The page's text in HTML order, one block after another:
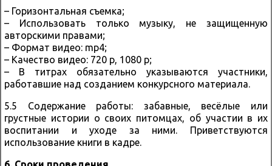
– Горизонтальная съемка;
– Использовать только музыку, не защищенную
авторскими правами;
– Формат видео: mp4;
– Качество видео: 720 p, 1080 p;
– В титрах обязательно указываются участники,
работавшие над созданием конкурсного материала.
5.5 Содержание работы: забавные, весёлые или
грустные истории о своих питомцах, об участии в их
воспитании и уходе за ними. Приветствуются
использование книги в кадре.